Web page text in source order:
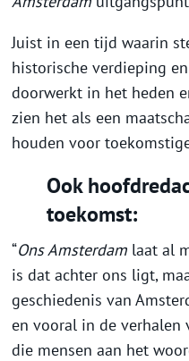
Juist in een tijd waarin
historische verdieping
doorwerkt in het heden
zien het als een
houden voor
Ook
toekomst:
“Ons Amsterdam laat al
is dat achter ons ligt,
geschiedenis van
en vooral in de verhalen
die mensen aan het